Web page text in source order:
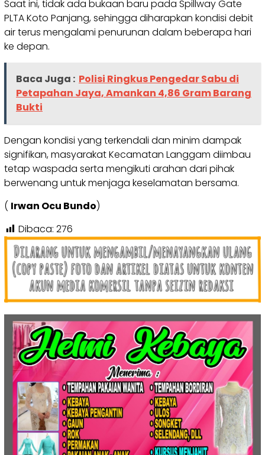
Saat ini, tidak ada bukaan baru pada Spillway Gate
PLTA Koto Panjang, sehingga diharapkan kondisi debit
air terus mengalami penurunan dalam beberapa hari
ke depan.
Baca Juga : Polisi Ringkus Pengedar Sabu di
Petapahan Jaya, Amankan 4,86 Gram Barang
Bukti
Dengan kondisi yang terkendali dan minim dampak
signifikan, masyarakat Kecamatan Langgam diimbau
tetap waspada serta mengikuti arahan dari pihak
berwenang untuk menjaga keselamatan bersama.
( Irwan Ocu Bundo)
Dibaca: 276